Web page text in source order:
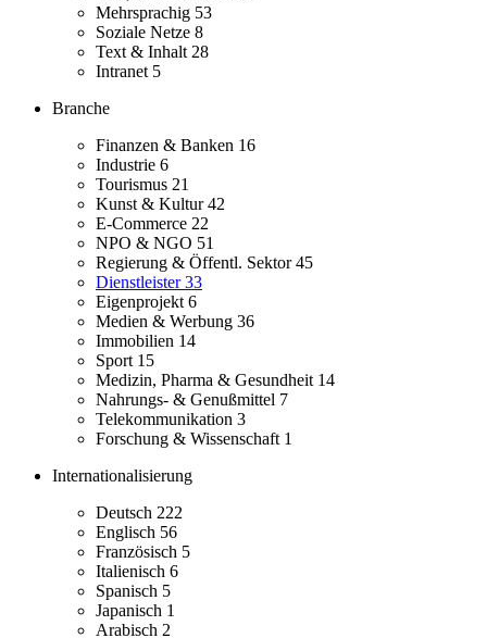
Mehrsprachig 53
Soziale Netze 8
Text & Inhalt 28
Intranet 5
Branche
Finanzen & Banken 16
Industrie 6
Tourismus 21
Kunst & Kultur42
E-Commerce 22
NPO & NGO 51
Regierung & Öffentl. Sektor45
Dienstleister33
Eigenprojekt 6
Medien & Werbung 36
Immobilien 14
Sport 15
Medizin, Pharma & Gesundheit 14
Nahrungs- & Genußmittel 7
Telekommunikation 3
Forschung & Wissenschaft 1
Internationalisierung
Deutsch 222
Englisch 56
Französisch 5
Italienisch 6
Spanisch 5
Japanisch 1
Arabisch 2